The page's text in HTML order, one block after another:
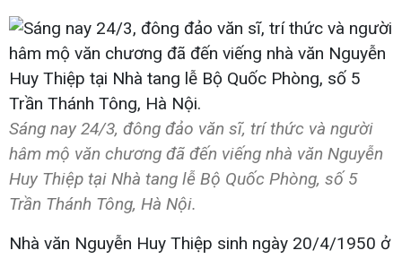
Sáng nay 24/3, đông đảo văn sĩ, trí thức và người
hâm mộ văn chương đã đến viếng nhà văn Nguyễn
Huy Thiệp tại Nhà tang lễ Bộ Quốc Phòng, số 5
Trần Thánh Tông, Hà Nội.
Nhà văn Nguyễn Huy Thiệp sinh ngày 20/4/1950 ở